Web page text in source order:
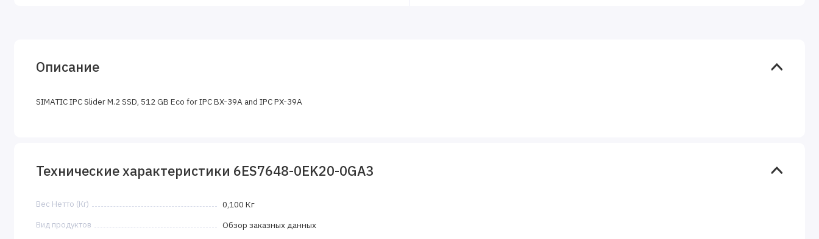
Описание
SIMATIC IPC Slider M.2 SSD, 512 GB Eco for IPC BX-39A and IPC PX-39A
Технические характеристики 6ES7648-0EK20-0GA3
Вес Нетто (Кг) 0,100 Кг
Вид продуктов Обзор заказных данных